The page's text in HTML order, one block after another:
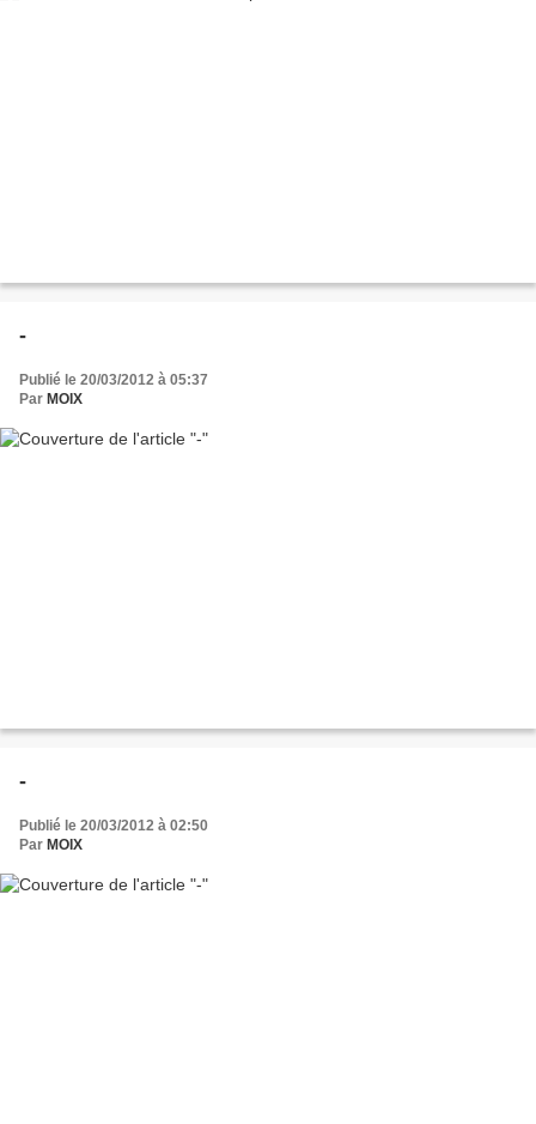
-
Publié le 20/03/2012 à 05:37
Par MOIX
-
Publié le 20/03/2012 à 02:50
Par MOIX